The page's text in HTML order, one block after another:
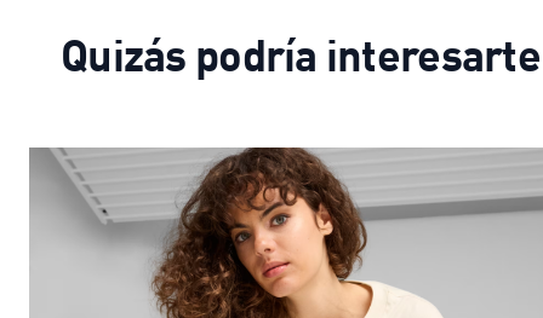
Quizás podría interesarte